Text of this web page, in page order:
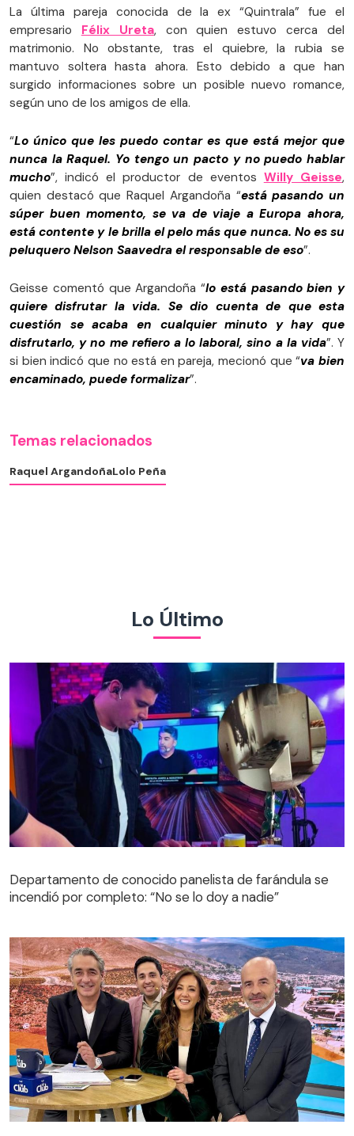
La última pareja conocida de la ex “Quintrala” fue el
empresario Félix Ureta, con quien estuvo cerca del
matrimonio. No obstante, tras el quiebre, la rubia se
mantuvo soltera hasta ahora. Esto debido a que han
surgido informaciones sobre un posible nuevo romance,
según uno de los amigos de ella.
“Lo único que les puedo contar es que está mejor que
nunca la Raquel. Yo tengo un pacto y no puedo hablar
mucho”, indicó el productor de eventos Willy Geisse,
quien destacó que Raquel Argandoña “está pasando un
súper buen momento, se va de viaje a Europa ahora,
está contente y le brilla el pelo más que nunca. No es su
peluquero Nelson Saavedra el responsable de eso”.
Geisse comentó que Argandoña “lo está pasando bien y
quiere disfrutar la vida. Se dio cuenta de que esta
cuestión se acaba en cualquier minuto y hay que
disfrutarlo, y no me refiero a lo laboral, sino a la vida”. Y
si bien indicó que no está en pareja, mecionó que “va bien
encaminado, puede formalizar”.
Temas relacionados
Raquel ArgandoñaLolo Peña
Lo Último
Departamento de conocido panelista de farándula se
incendió por completo: “No se lo doy a nadie”